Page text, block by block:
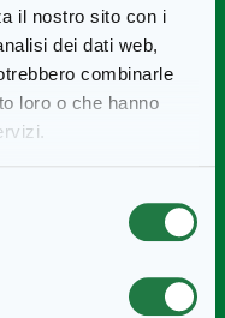
il nostro sito con i
dei dati web,
combinarle
loro o che hanno
note dell’aglio, nella
e